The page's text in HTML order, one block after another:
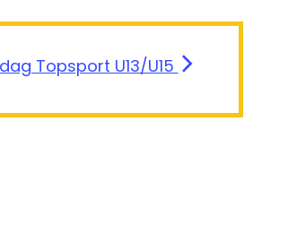
Topsport U13/U15